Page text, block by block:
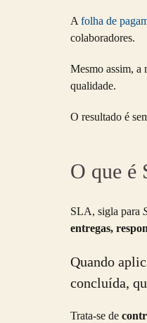
A folha de
colaboradores.
Mesmo assim, a
qualidade.
O resultado é
O que é
SLA, sigla para
entregas,
Quando
concluída,
Trata-se de